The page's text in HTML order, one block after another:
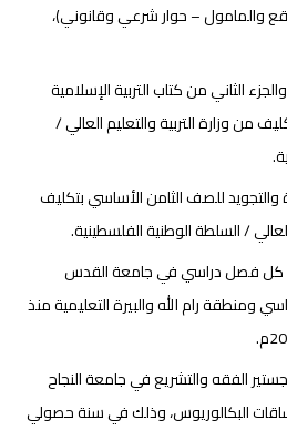
والمامول – حوار شرعي وقانوني)،
الثاني من كتاب التربية الإسلامية
من وزارة التربية والتعليم العالي /
للصف الثامن الأساسي بتكليف
/ السلطة الوطنية الفلسطينية.
فصل دراسي في جامعة القدس
ومنطقة رام الله والبيرة التعليمية منذ
الفقه والتشريع في جامعة النجاح
البكالوريوس، وذلك في سنة حصولي